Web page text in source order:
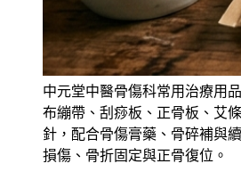
中元堂中醫骨傷科常用治療用
布繃帶、刮痧板、正骨板、艾
針，配合骨傷膏藥、骨碎補與
損傷、骨折固定與正骨復位。